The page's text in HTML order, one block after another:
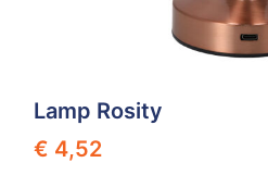
Lamp Rosity
€ 4,52